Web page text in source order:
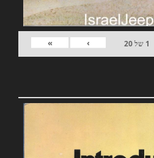
1 של20
›
»